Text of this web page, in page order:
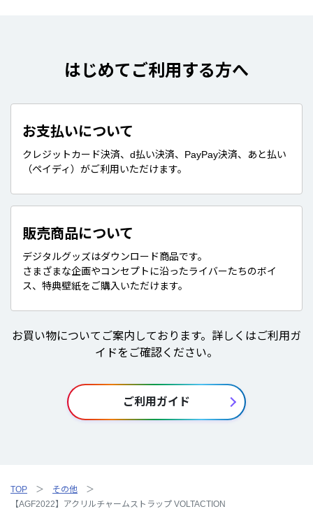
はじめてご利用する方へ
お支払いについて
クレジットカード決済、d払い決済、PayPay決済、あと払い
（ペイディ）がご利用いただけます。
販売商品について
デジタルグッズはダウンロード商品です。
さまざまな企画やコンセプトに沿ったライバーたちのボイ
ス、特典壁紙をご購入いただけます。
お買い物についてご案内しております。詳しくはご利用ガ
イドをご確認ください。
ご利用ガイド
TOP
その他
【AGF2022】アクリルチャームストラップ VOLTACTION